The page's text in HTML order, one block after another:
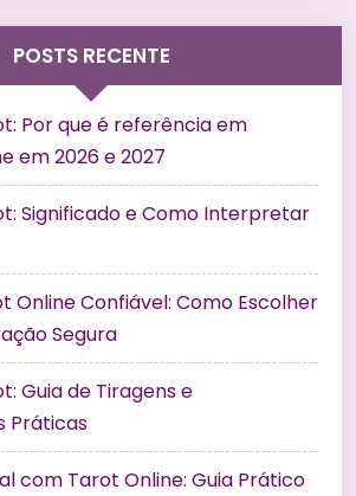
POSTS RECENTE
Por que é referência em
em 2026 e 2027
Significado e Como Interpretar
Online Confiável: Como Escolher
Segura
Guia de Tiragens e
Práticas
com Tarot Online: Guia Prático